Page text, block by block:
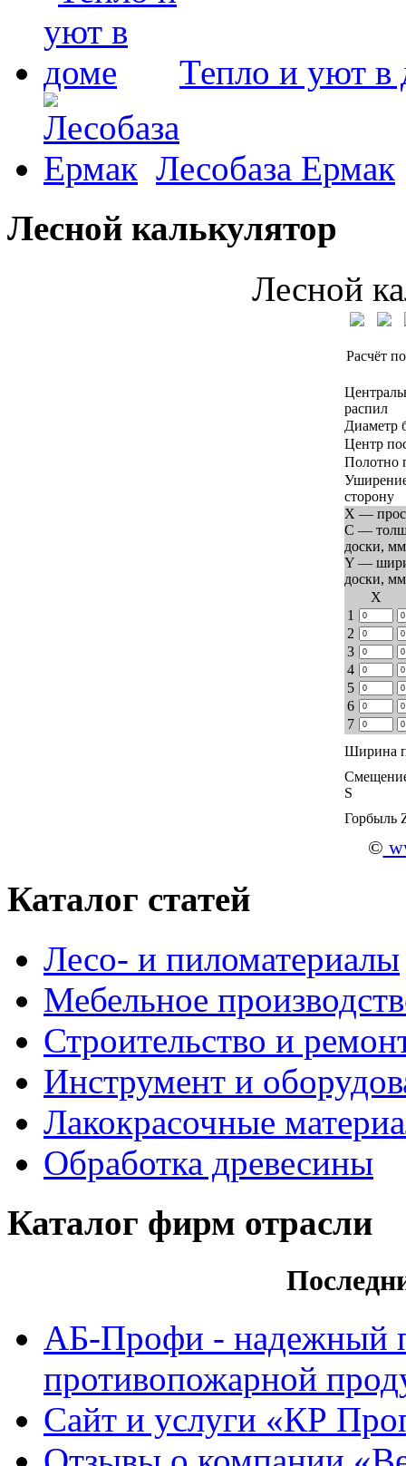
Тепло и уют в
Лесобаза Ермак
Лесной калькулятор
Лесной
Расчёт
распил
Диаметр
Центр
Полотно
сторону
X —
C —
доски, мм
Y —
доски, мм
Х
1
2
3
4
5
6
7
Ширина
S
Горбыль
©
Каталог статей
Лесо- и пиломатериалы
Мебельное
Строительство и
Инструмент и
Лакокрасочные
Обработка древесины
Каталог фирм отрасли
АБ-Профи - надежный
противопожарной
Сайт и услуги «КР